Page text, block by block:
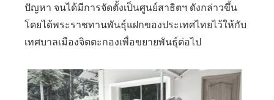
ปัญหา จนได้มีการจัดตั้งเป็นศูนย์สาธิตฯ ดังกล่าวขึ้น
โดยได้พระราชทานพันธุ์แฝกของประเทศไทยไว้ให้กับ
เทศบาลเมืองจิตตะกองเพื่อขยายพันธุ์ต่อไป